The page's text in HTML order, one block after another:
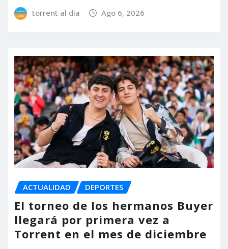
torrent al dia Ago 6, 2026
ACTUALIDAD DEPORTES
El torneo de los hermanos Buyer
llegará por primera vez a
Torrent en el mes de diciembre